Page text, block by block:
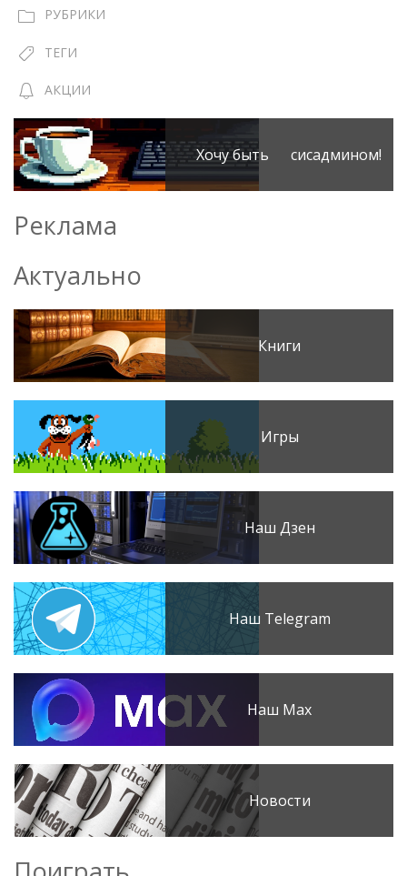
РУБРИКИ
ТЕГИ
АКЦИИ
Хочу быть сисадмином!
Реклама
Актуально
Книги
Игры
Наш Дзен
Наш Telegram
Наш Max
Новости